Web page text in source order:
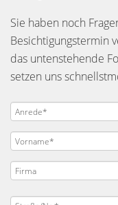
Sie haben noch
Besichtigungstermin
das untenstehende
setzen uns